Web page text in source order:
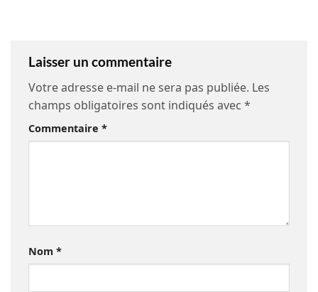
Laisser un commentaire
Votre adresse e-mail ne sera pas publiée. Les
champs obligatoires sont indiqués avec *
Commentaire *
Nom *